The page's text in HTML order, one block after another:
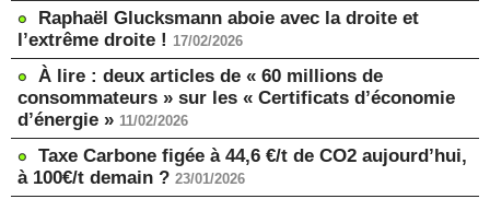
Raphaël Glucksmann aboie avec la droite et
l’extrême droite ! 17/02/2026
À lire : deux articles de « 60 millions de
consommateurs » sur les « Certificats d’économie
d’énergie » 11/02/2026
Taxe Carbone figée à 44,6 €/t de CO2 aujourd’hui,
à 100€/t demain ? 23/01/2026